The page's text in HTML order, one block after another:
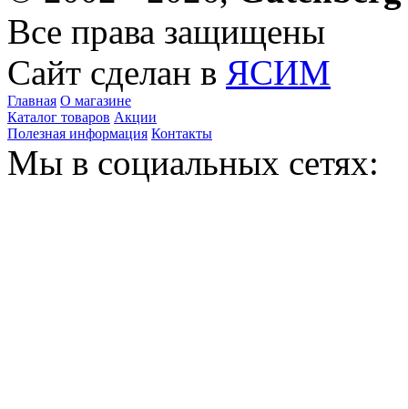
Все права защищены
Сайт сделан в ЯСИМ
Главная О магазине
Каталог товаров Акции
Полезная информация Контакты
Мы в социальных сетях: